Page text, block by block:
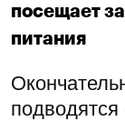
посещает
питания
подводятся